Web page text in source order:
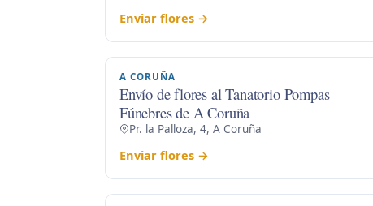
Enviar flores →
A CORUÑA
Envío de flores al Tanatorio Pompas
Fúnebres de A Coruña
Pr. la Palloza, 4, A Coruña
Enviar flores →